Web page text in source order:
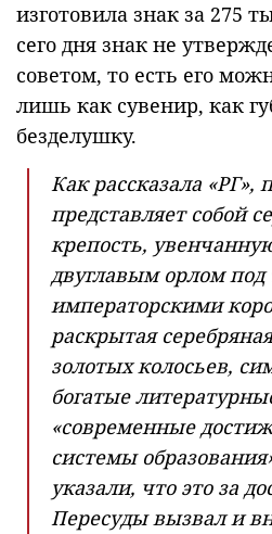
изготовила знак за 275
сего дня знак не
советом, то есть его
лишь как сувенир, как
безделушку.
Как рассказала «РГ»,
представляет собой
крепость,
двуглавым орлом
императорскими
раскрытая
золотых колосьев,
богатые
«современные
системы
указали, что это за
Пересуды вызвал и